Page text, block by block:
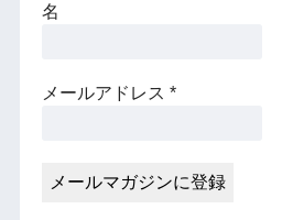
名
メールアドレス *